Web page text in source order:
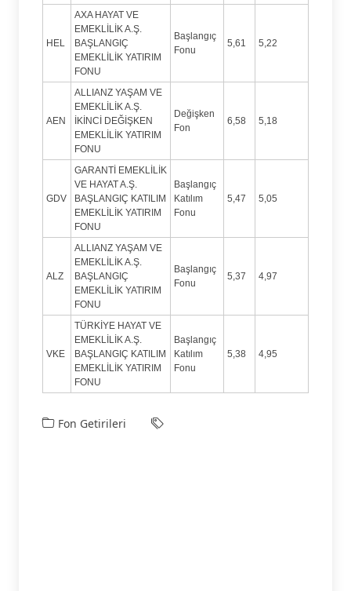
HEL
AXA HAYAT VE
EMEKLİLİK A.Ş.
BAŞLANGIÇ
EMEKLİLİK YATIRIM
FONU
Başlangıç
Fonu
5,61 5,22
AEN
ALLIANZ YAŞAM VE
EMEKLİLİK A.Ş.
İKİNCİ DEĞİŞKEN
EMEKLİLİK YATIRIM
FONU
Değişken
Fon
6,58 5,18
GDV
GARANTİ EMEKLİLİK
VE HAYAT A.Ş.
BAŞLANGIÇ KATILIM
EMEKLİLİK YATIRIM
FONU
Başlangıç
Katılım
Fonu
5,47 5,05
ALZ
ALLIANZ YAŞAM VE
EMEKLİLİK A.Ş.
BAŞLANGIÇ
EMEKLİLİK YATIRIM
FONU
Başlangıç
Fonu
5,37 4,97
VKE
TÜRKİYE HAYAT VE
EMEKLİLİK A.Ş.
BAŞLANGIÇ KATILIM
EMEKLİLİK YATIRIM
FONU
Başlangıç
Katılım
Fonu
5,38 4,95
Fon Getirileri